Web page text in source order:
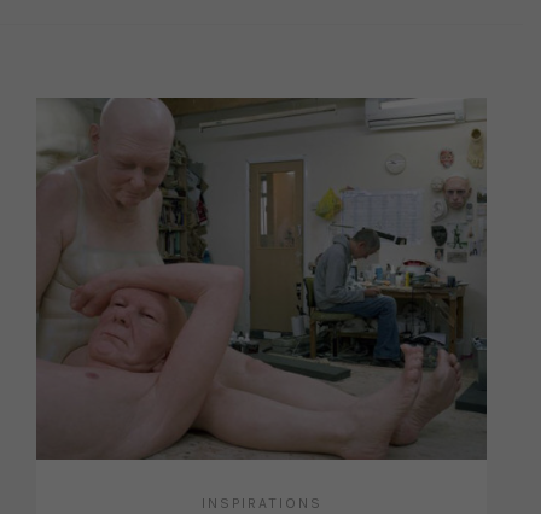
INSPIRATIONS